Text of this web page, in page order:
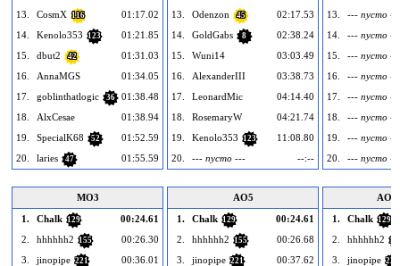
13.
CosmX 116
01:17.02
14.
Kenolo353 123
01:21.85
15.
dbut2 42
01:31.03
16.
AnnaMGS
01:34.05
17.
goblinthatlogic 36
01:38.48
18.
AlxCesae
01:38.94
19.
SpecialK68 52
01:52.59
20.
laries 47 01:55.59
13.
Odenzon 45
02:17.53
14.
GoldGabs 8
02:38.24
15.
Wuni14
03:03.49
16.
AlexanderIII
03:38.73
17.
LeonardMic
04:14.40
18.
RosemaryW
04:21.74
19.
Kenolo353 123
11:08.80
20.
--- пусто --- --:--
13.
--- пусто ---
14.
--- пусто ---
15.
--- пусто ---
16.
--- пусто ---
17.
--- пусто ---
18.
--- пусто ---
19.
--- пусто ---
20.
--- пусто ---
MO3
1.
Chalk 129
00:24.61
2.
hhhhhh2 155
00:26.30
3.
jinopipe 221
00:36.01
AO5
1.
Chalk 129
00:24.61
2.
hhhhhh2 155
00:26.68
3.
jinopipe 221
00:37.62
1.
Chalk 129
2. hhhhhh2
3. jinopipe 221